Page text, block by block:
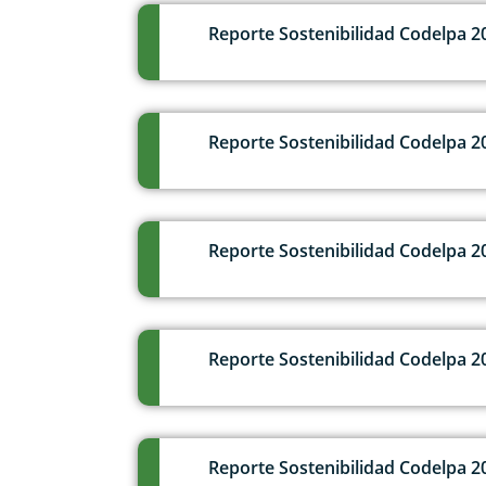
Reporte Sostenibilidad Codelpa
Reporte Sostenibilidad Codelpa
Reporte Sostenibilidad Codelpa
Reporte Sostenibilidad Codelpa
Reporte Sostenibilidad Codelpa